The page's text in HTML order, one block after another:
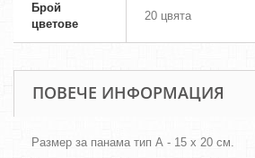
Брой
цветове
20 цвята
ПОВЕЧЕ ИНФОРМАЦИЯ
Размер за панама тип А - 15 х 20 см.